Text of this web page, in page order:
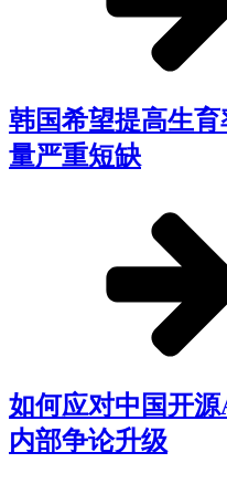
韩国希望提高生
量严重短缺
如何应对中国开
内部争论升级